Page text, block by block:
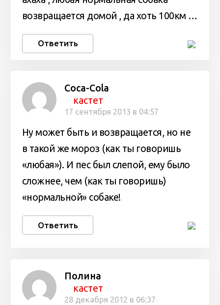
возвращается домой , да хоть 100км …
Ответить
Coca-Cola
кастет
17 сентября 2013 в 04:57
Ну может быть и возвращается, но не
в такой же мороз (как ты говоришь
«любая»). И пес был слепой, ему было
сложнее, чем (как ты говоришь)
«нормальной» собаке!
Ответить
Полина
кастет
28 декабря 2012 в 06:37